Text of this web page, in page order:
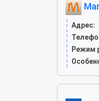
Адрес:
Режим